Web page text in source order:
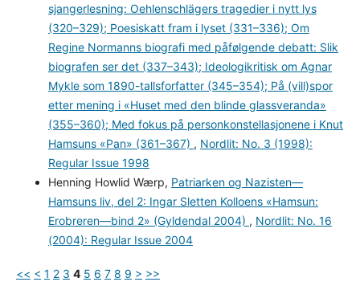
sjangerlesning: Oehlenschlägers tragedier i nytt lys
(320–329); Poesiskatt fram i lyset (331–336); Om
Regine Normanns biografi med påfølgende debatt: Slik
biografen ser det (337–343); Ideologikritisk om Agnar
Mykle som 1890-tallsforfatter (345–354); På (vill)spor
etter mening i «Huset med den blinde glassveranda»
(355–360); Med fokus på personkonstellasjonene i Knut
Hamsuns «Pan» (361–367) , Nordlit: No. 3 (1998):
Regular Issue 1998
Henning Howlid Wærp, Patriarken og Nazisten—
Hamsuns liv, del 2: Ingar Sletten Kolloens «Hamsun:
Erobreren—bind 2» (Gyldendal 2004) , Nordlit: No. 16
(2004): Regular Issue 2004
<< < 1 2 3 4 5 6 7 8 9 > >>